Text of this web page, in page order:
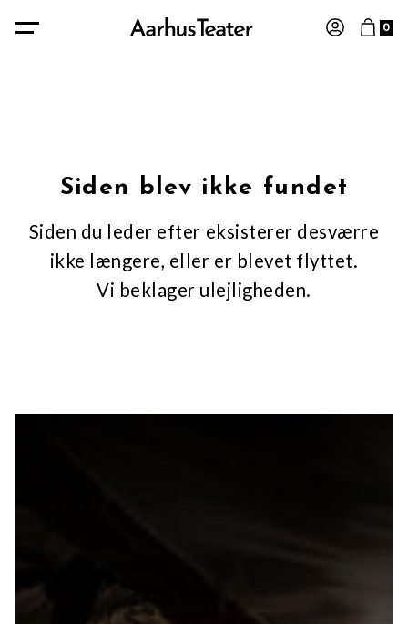
0
Siden blev ikke fundet
Siden du leder efter eksisterer desværre
ikke længere, eller er blevet flyttet.
Vi beklager ulejligheden.